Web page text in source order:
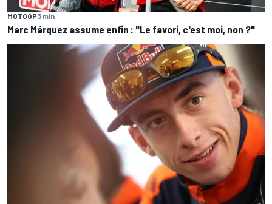
MOTOGP3 min
Marc Márquez assume enfin : "Le favori, c'est moi, non ?"